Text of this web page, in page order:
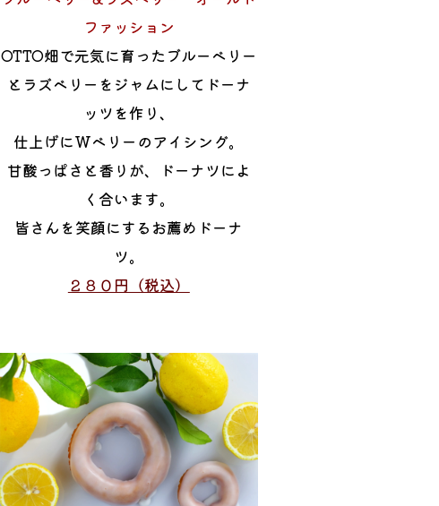
ファッション
OTTO畑で元気に育ったブルーベリー
とラズベリーをジャムにしてドーナ
ッツを作り、
仕上げにWベリーのアイシング。
甘酸っぱさと香りが、ドーナツによ
く合います。
皆さんを笑顔にするお薦めドーナ
ツ。
２８０円（税込）